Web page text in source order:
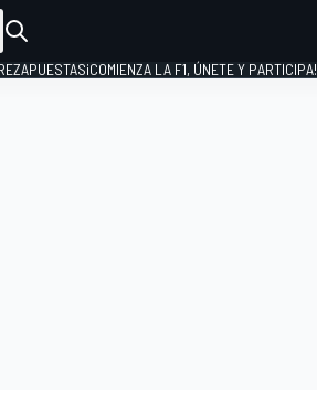
APUESTAS¡COMIENZA LA F1, ÚNETE Y PARTICIPA!